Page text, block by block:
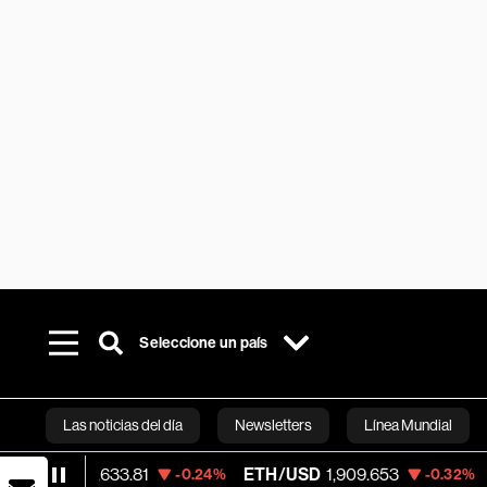
Seleccione un país
Las noticias del día Newsletters Línea Mundial
Bloomberg
64,633.81 -0.24% ETH/USD 1,909.653 -0.32% Visa